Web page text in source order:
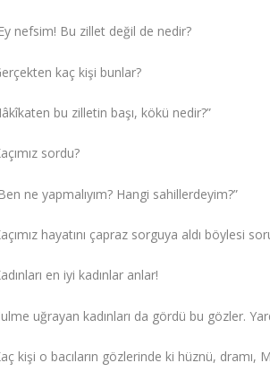
nefsim! Bu zillet değil de nedir?
kaç kişi bunlar?
bu zilletin başı, kökü nedir?”
sordu?
ne yapmalıyım? Hangi sahillerdeyim?”
hayatını çapraz sorguya aldı böylesi
en iyi kadınlar anlar!
uğrayan kadınları da gördü bu gözler.
kişi o bacıların gözlerinde ki hüznü,